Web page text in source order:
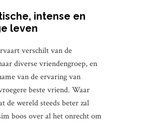
intense en
leven
verschilt van de
diverse vriendengroep, en
van de ervaring van
beste vriend. Waar
de wereld steeds beter zal
boos over al het onrecht om